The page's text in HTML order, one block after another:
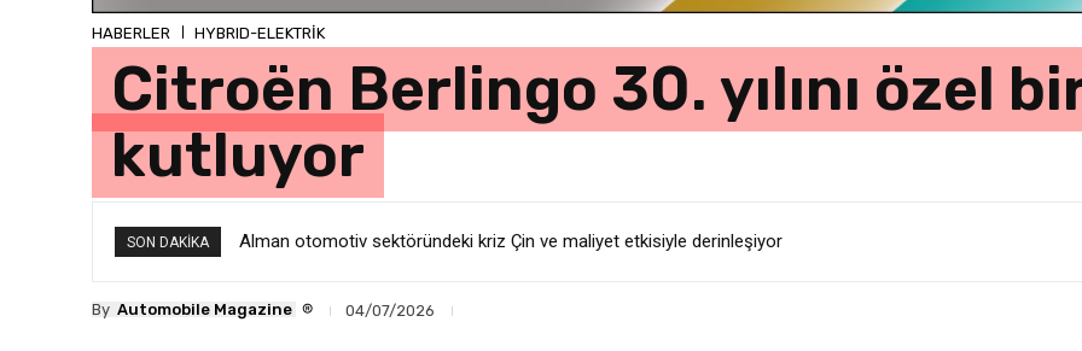
HABERLER HYBRID-ELEKTRİK
Citroën Berlingo 30. yılını özel
kutluyor
SON DAKIKA Alman otomotiv sektöründeki kriz Çin ve maliyet etkisiyle derinleşiyor
By Automobile Magazine ® 04/07/2026